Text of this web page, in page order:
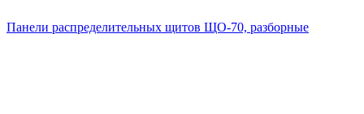
Панели распределительных щитов ЩО-70, разборные